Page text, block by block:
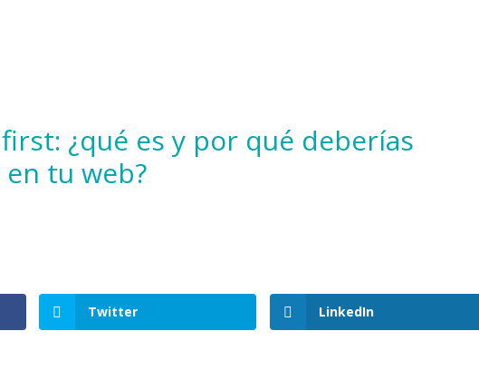
¿qué es y por qué deberías
tu web?
Twitter LinkedIn